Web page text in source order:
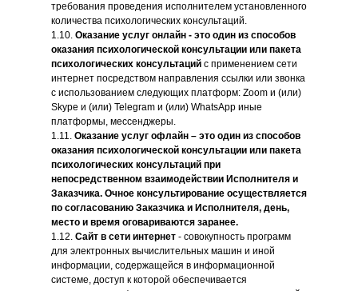
требования проведения исполнителем установленного
количества психологических консультаций.
1.10. Оказание услуг онлайн - это один из способов
оказания психологической консультации или пакета
психологических консультаций с применением сети
интернет посредством направления ссылки или звонка
с использованием следующих платформ: Zoom и (или)
Skype и (или) Telegram и (или) WhatsApp иные
платформы, мессенджеры.
1.11. Оказание услуг офлайн – это один из способов
оказания психологической консультации или пакета
психологических консультаций при
непосредственном взаимодействии Исполнителя и
Заказчика. Очное консультирование осуществляется
по согласованию Заказчика и Исполнителя, день,
место и время оговариваются заранее.
1.12. Сайт в сети интернет - совокупность программ
для электронных вычислительных машин и иной
информации, содержащейся в информационной
системе, доступ к которой обеспечивается